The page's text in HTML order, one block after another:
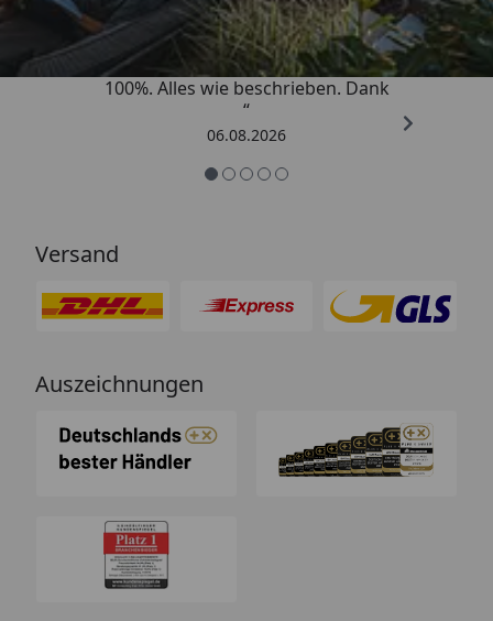
„Super schnell gelifert. Ware passt
100%. Alles wie beschrieben. Dank
“
06.08.2026
Versand
Auszeichnungen